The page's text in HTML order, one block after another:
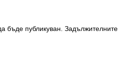
бъде публикуван. Задължителните